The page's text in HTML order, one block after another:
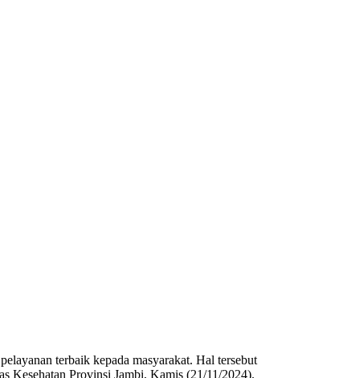
terbaik kepada masyarakat. Hal tersebut
Kesehatan Provinsi Jambi, Kamis (21/11/2024).